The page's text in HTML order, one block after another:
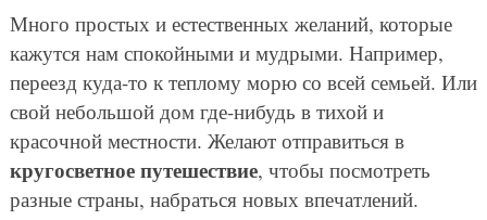
Много простых и естественных желаний, которые
кажутся нам спокойными и мудрыми. Например,
переезд куда-то к теплому морю со всей семьей. Или
свой небольшой дом где-нибудь в тихой и
красочной местности. Желают отправиться в
кругосветное путешествие, чтобы посмотреть
разные страны, набраться новых впечатлений.